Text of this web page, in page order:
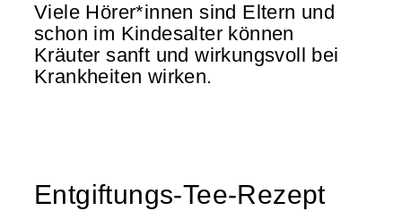
Viele Hörer*innen sind Eltern und
schon im Kindesalter können
Kräuter sanft und wirkungsvoll bei
Krankheiten wirken.
Entgiftungs-Tee-Rezept